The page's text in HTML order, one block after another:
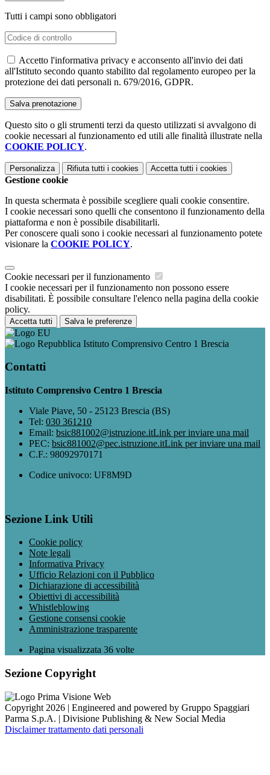
Tutti i campi sono obbligatori
Accetto l'informativa privacy e acconsento all'invio dei dati
all'Istituto secondo quanto stabilito dal regolamento europeo per la
protezione dei dati personali n. 679/2016, GDPR.
Questo sito o gli strumenti terzi da questo utilizzati si avvalgono di
cookie necessari al funzionamento ed utili alle finalità illustrate nella
COOKIE POLICY.
Personalizza Rifiuta tutti i cookies Accetta tutti i cookies
Gestione cookie
In questa schermata è possibile scegliere quali cookie consentire.
I cookie necessari sono quelli che consentono il funzionamento della
piattaforma e non è possibile disabilitarli.
Per conoscere quali sono i cookie necessari al funzionamento potete
visionare la COOKIE POLICY.
Cookie necessari per il funzionamento
I cookie necessari per il funzionamento non possono essere
disabilitati. È possibile consultare l'elenco nella pagina della cookie
policy.
Accetta tutti Salva le preferenze
Istituto Comprensivo Centro 1 Brescia
Contatti
Istituto Comprensivo Centro 1 Brescia
Viale Piave, 50 - 25123 Brescia (BS)
Tel: 030 361210
Email: bsic881002@istruzione.itLink per inviare una mail
PEC: bsic881002@pec.istruzione.itLink per inviare una mail
C.F.: 98092970171
Codice univoco: UF8M9D
Sezione Link Utili
Cookie policy
Note legali
Informativa Privacy
Ufficio Relazioni con il Pubblico
Dichiarazione di accessibilità
Obiettivi di accessibilità
Whistleblowing
Gestione consensi cookie
Amministrazione trasparente
Pagina visualizzata 36 volte
Sezione Copyright
Copyright 2026 | Engineered and powered by Gruppo Spaggiari
Parma S.p.A. | Divisione Publishing & New Social Media
Disclaimer trattamento dati personali